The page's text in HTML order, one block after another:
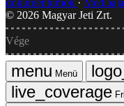
dokumentumok
© 2026 Magyar Jeti Zrt.
Vége
Menü